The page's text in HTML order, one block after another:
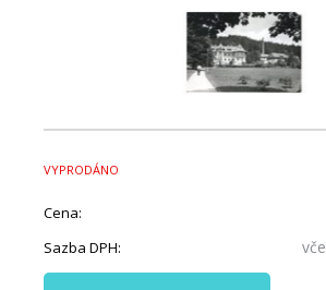
VYPRODÁNO
Cena:
Sazba DPH: